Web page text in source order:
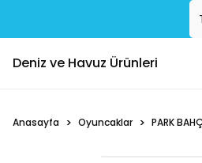
Deniz ve Havuz Ürünleri
Anasayfa Oyuncaklar PARK